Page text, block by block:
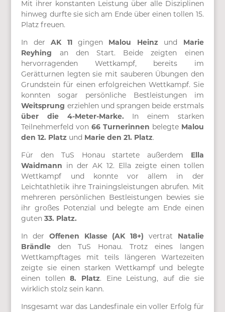
Mit ihrer konstanten Leistung über alle Disziplinen
hinweg durfte sie sich am Ende über einen tollen 15.
Platz freuen.
In derAK 11gingen Malou Heinzund Marie
Reyhing an den Start. Beide zeigten einen
hervorragenden Wettkampf, bereits im
Gerätturnen legten sie mit sauberen Übungen den
Grundstein für einen erfolgreichen Wettkampf. Sie
konnten sogar persönliche Bestleistungen im
Weitsprung erziehlen und sprangen beide erstmals
über die 4-Meter-Marke. In einem starken
Teilnehmerfeld von66 Turnerinnen belegte Malou
den 12. Platz und Marie den 21. Platz.
Für den TuS Honau startete außerdem Ella
Waidmann in der AK 12. Ella zeigte einen tollen
Wettkampf und konnte vor allem in der
Leichtathletik ihre Trainingsleistungen abrufen. Mit
mehreren persönlichen Bestleistungen bewies sie
ihr großes Potenzial und belegte am Ende einen
guten33. Platz.
In der Offenen Klasse (AK 18+) vertrat Natalie
Brändle den TuS Honau. Trotz eines langen
Wettkampftages mit teils längeren Wartezeiten
zeigte sie einen starken Wettkampf und belegte
einen tollen8. Platz. Eine Leistung, auf die sie
wirklich stolz sein kann.
Insgesamt war das Landesfinale ein voller Erfolg für